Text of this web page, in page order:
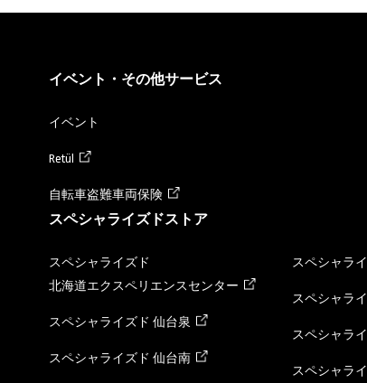
イベント・その他サービス
イベント
Retül
自転車盗難車両保険
スペシャライズドストア
スペシャライズド
北海道エクスペリエンスセンター
スペシャライズド 仙台泉
スペシャライズド 仙台南
スペシャラ
スペシャラ
スペシャラ
スペシャラ